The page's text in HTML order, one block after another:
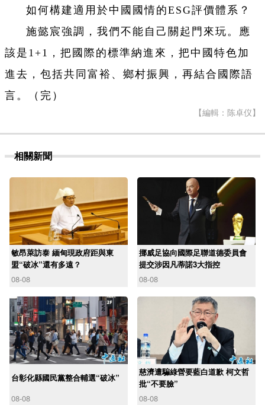
如何構建適用於中國國情的ESG評價體系？
施懿宸強調，我們不能自己關起門來玩。應
該是1+1，把國際的標準納進來，把中國特色加
進去，包括共同富裕、鄉村振興，再結合國際語
言。（完）
【編輯：陈卓仪】
相關新聞
敏昂萊訪泰 緬甸現政府距與東
盟“破冰”還有多遠？
08-08
挪威足協向國際足聯道德委員會
提交涉因凡蒂諾3大指控
08-08
台彰化縣國民黨整合輔選“破冰”
08-08
慈濟遭騙綠營要藍白道歉 柯文哲
批“不要臉”
08-08